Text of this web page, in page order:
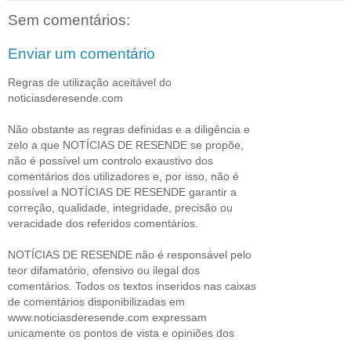
Sem comentários:
Enviar um comentário
Regras de utilização aceitável do
noticiasderesende.com
Não obstante as regras definidas e a diligência e
zelo a que NOTÍCIAS DE RESENDE se propõe,
não é possível um controlo exaustivo dos
comentários dos utilizadores e, por isso, não é
possível a NOTÍCIAS DE RESENDE garantir a
correção, qualidade, integridade, precisão ou
veracidade dos referidos comentários.
NOTÍCIAS DE RESENDE não é responsável pelo
teor difamatório, ofensivo ou ilegal dos
comentários. Todos os textos inseridos nas caixas
de comentários disponibilizadas em
www.noticiasderesende.com expressam
unicamente os pontos de vista e opiniões dos